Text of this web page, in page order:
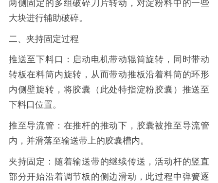
两侧固定的多组破碎刀片转动，对淀粉料中的一些
大块进行辅助破碎。
二、夹持固定过程
推送至下料口：启动电机带动辊筒旋转，同时带动
转板在料筒内旋转，从而带动推板沿着料筒的环形
内侧壁旋转，将胶囊（此处特指淀粉胶囊）推送至
下料口位置。
推至导流管：在推杆的推动下，胶囊被推至导流管
内，并滑落至输送带上的胶囊槽内。
夹持固定：随着输送带的继续传送，活动杆的竖直
部分开始沿着调节板的侧边滑动，此过程中弹簧逐